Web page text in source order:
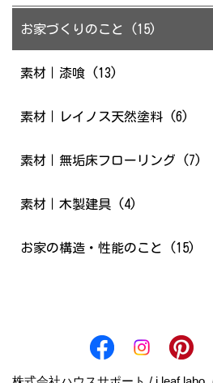
お家づくりのこと (15)
素材｜漆喰 (13)
素材｜レイノス天然塗料 (6)
素材｜無垢床フローリング (7)
素材｜木製建具 (4)
お家の構造・性能のこと (15)